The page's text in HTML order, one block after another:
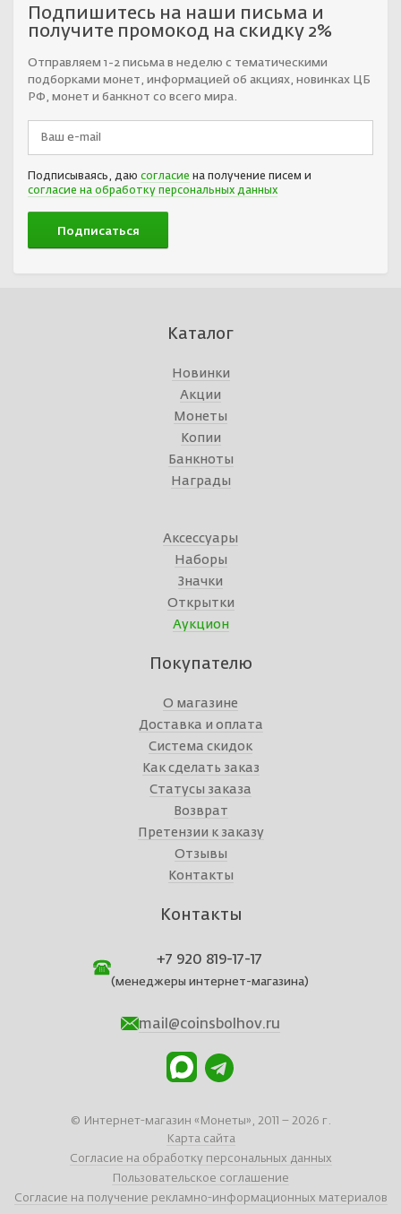
Подпишитесь на наши письма и
получите промокод на скидку 2%
Отправляем 1-2 письма в неделю с тематическими
подборками монет, информацией об акциях, новинках ЦБ
РФ, монет и банкнот со всего мира.
Подписываясь, даю согласие на получение писем и
согласие на обработку персональных данных
Каталог
Новинки
Акции
Монеты
Копии
Банкноты
Награды
Аксессуары
Наборы
Значки
Открытки
Аукцион
Покупателю
О магазине
Доставка и оплата
Система скидок
Как сделать заказ
Статусы заказа
Возврат
Претензии к заказу
Отзывы
Контакты
Контакты
+7 920 819-17-17
(менеджеры интернет-магазина)
mail@coinsbolhov.ru
© Интернет-магазин «Монеты», 2011 – 2026 г.
Карта сайта
Согласие на обработку персональных данных
Пользовательское соглашение
Согласие на получение рекламно-информационных материалов